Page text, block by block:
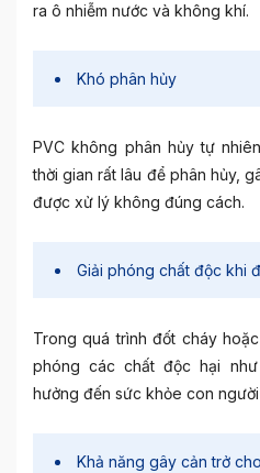
ra ô nhiễm nước và không khí.
Khó phân hủy
PVC không phân hủy tự
thời gian rất lâu để phân hủy,
được xử lý không đúng cách.
Giải phóng chất độc khi
Trong quá trình đốt cháy
phóng các chất độc hại
hưởng đến sức khỏe con
Khả năng gây cản trở